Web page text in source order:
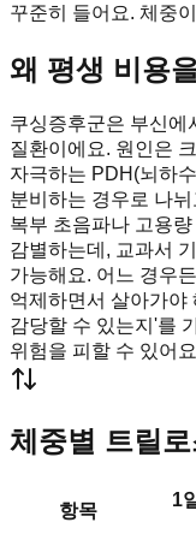
꾸준히 들어요. 체중
왜 평생 비용
쿠싱증후군은 부신에
질환이에요. 원인은
자극하는 PDH(뇌하
분비하는 경우로 나
복부 초음파나 고용
감별하는데, 교과서
가능해요. 어느 경우
억제하면서 살아가야
감당할 수 있는지'를
위험을 피할 수 있어
체중별 트릴
항목
1